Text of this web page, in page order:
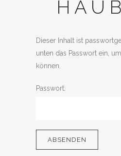
Dieser Inhalt ist
unten das Passwort ein,
können.
Passwort: